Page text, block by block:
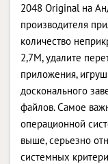
2048 Original на
производителя
количество
2,7M, удалите
приложения,
досконального
файлов. Самое
операционной
выше, серьезно
системных